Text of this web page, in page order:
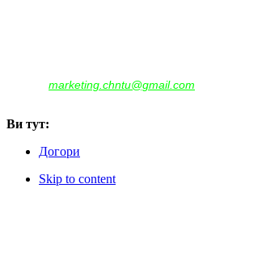
marketing.chntu@gmail.com
Ви тут:
Догори
Skip to content